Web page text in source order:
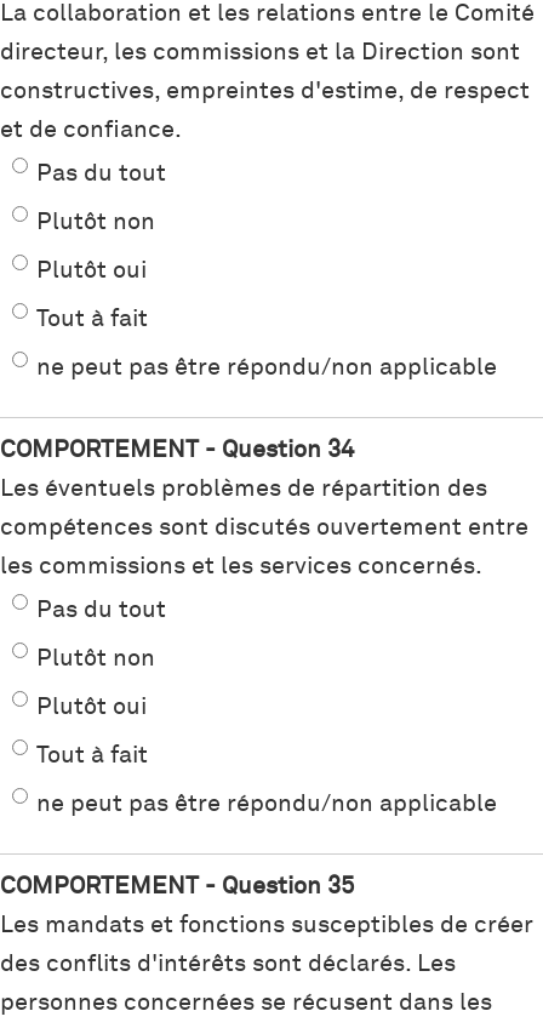
La collaboration et les relations entre le Comité
directeur, les commissions et la Direction sont
constructives, empreintes d'estime, de respect
et de confiance.
Pas du tout
Plutôt non
Plutôt oui
Tout à fait
ne peut pas être répondu/non applicable
COMPORTEMENT - Question 34
Les éventuels problèmes de répartition des
compétences sont discutés ouvertement entre
les commissions et les services concernés.
Pas du tout
Plutôt non
Plutôt oui
Tout à fait
ne peut pas être répondu/non applicable
COMPORTEMENT - Question 35
Les mandats et fonctions susceptibles de créer
des conflits d'intérêts sont déclarés. Les
personnes concernées se récusent dans les